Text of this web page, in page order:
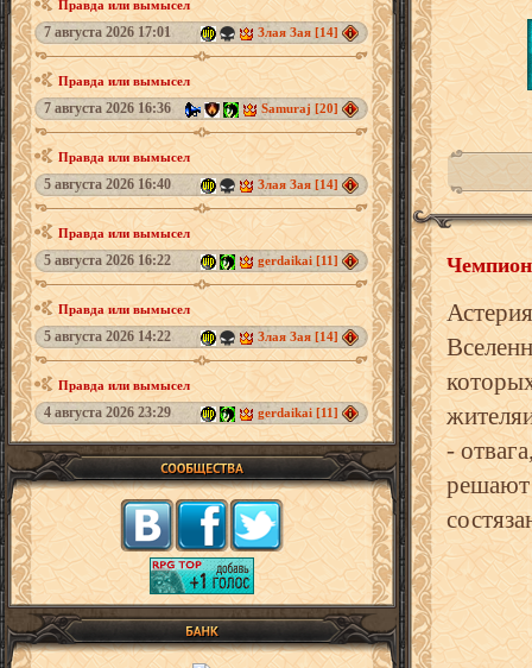
Правда или вымысел
7 августа 2026 17:01 Злая Зая [14]
Правда или вымысел
7 августа 2026 16:36 Samuraj [20]
Правда или вымысел
5 августа 2026 16:40 Злая Зая [14]
Правда или вымысел
5 августа 2026 16:22 gerdaikai [11]
Правда или вымысел
5 августа 2026 14:22 Злая Зая [14]
Правда или вымысел
4 августа 2026 23:29 gerdaikai [11]
-
решают